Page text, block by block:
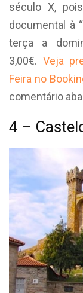
século X,
documental à
terça a
3,00€. Veja
Feira no
comentário
4 –